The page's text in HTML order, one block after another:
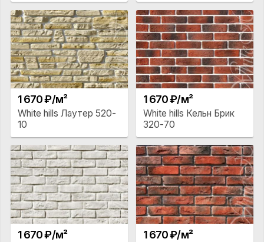
1 670 ₽/м²
White hills Лаутер 520-
10
1 670 ₽/м²
White hills Кельн Брик
320-70
1 670 ₽/м² 1 670 ₽/м²